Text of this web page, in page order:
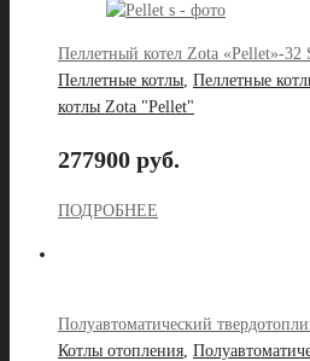
Пеллетный котел Zota «Pellet»-32
Пеллетные котлы, Пеллетные
котлы Zota "Pellet"
277900 руб.
ПОДРОБНЕЕ
Полуавтоматический
Котлы отопления